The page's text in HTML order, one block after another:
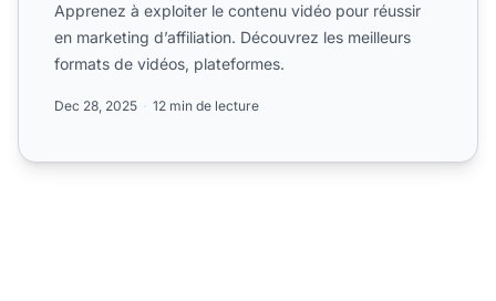
Apprenez à exploiter le contenu vidéo pour réussir
en marketing d’affiliation. Découvrez les meilleurs
formats de vidéos, plateformes.
Dec 28, 2025 12 min de lecture